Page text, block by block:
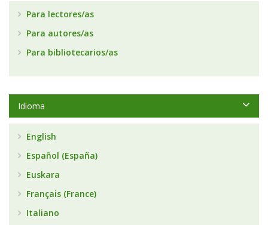
Para lectores/as
Para autores/as
Para bibliotecarios/as
Idioma
English
Español (España)
Euskara
Français (France)
Italiano